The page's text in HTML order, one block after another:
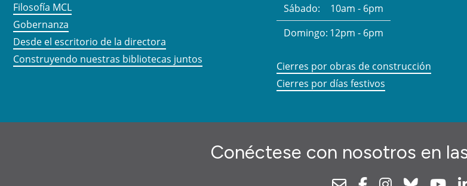
Filosofía MCL
Gobernanza
Desde el escritorio de la directora
Construyendo nuestras bibliotecas juntos
Sábado:
10am - 6pm
Domingo: 12pm - 6pm
Cierres por obras de construcción
Cierres por días festivos
Conéctese con nosotros en